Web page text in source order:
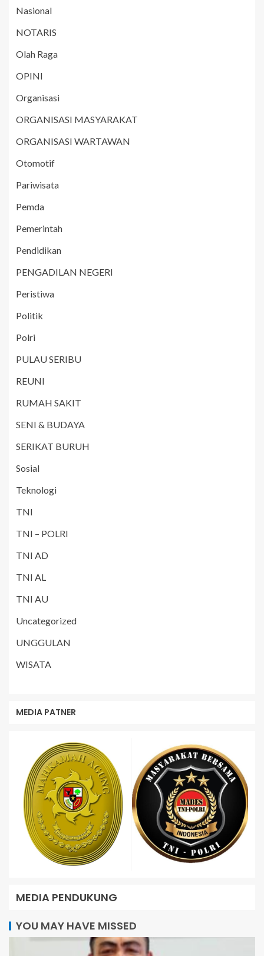
Nasional
NOTARIS
Olah Raga
OPINI
Organisasi
ORGANISASI MASYARAKAT
ORGANISASI WARTAWAN
Otomotif
Pariwisata
Pemda
Pemerintah
Pendidikan
PENGADILAN NEGERI
Peristiwa
Politik
Polri
PULAU SERIBU
REUNI
RUMAH SAKIT
SENI & BUDAYA
SERIKAT BURUH
Sosial
Teknologi
TNI
TNI – POLRI
TNI AD
TNI AL
TNI AU
Uncategorized
UNGGULAN
WISATA
MEDIA PATNER
MEDIA PENDUKUNG
YOU MAY HAVE MISSED